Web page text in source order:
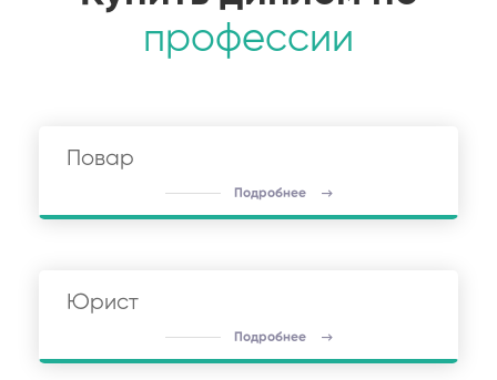
профессии
Повар
Подробнее
Юрист
Подробнее